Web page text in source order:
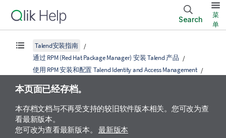
Search
菜
单
Talend安装指南
通过 RPM (Red Hat Package Manager) 安装 Talend 产品
使用 RPM 安装和配置 Talend Identity and Access Management
本页面已经存档。
本存档文档与不再受支持的较旧软件版本相关。您可改为查
看最新版本。
您可改为查看最新版本。 最新版本